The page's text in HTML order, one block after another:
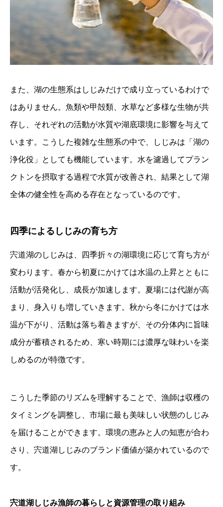
また、湖の生態系はしじみだけで成り立っているわけで
はありません。魚類や甲殻類、水草など多様な生物が共
存し、それぞれの活動が水質や湖底環境に影響を与えて
います。こうした複雑な生態系の中で、しじみは「湖の
浄化役」としても機能しています。水を濾過してプラン
クトンを摂取する過程で水質が改善され、結果として湖
全体の健全性を高める存在となっているのです。
四季によるしじみの育ち方
宍道湖のしじみは、四季折々の湖環境に応じて育ち方が
変わります。春から初夏にかけては水温の上昇とともに
活動が活発化し、成長が加速します。夏場には代謝が高
まり、身入りも増していきます。秋から冬にかけては水
温が下がり、活動は落ち着きますが、その分体内に旨味
成分が蓄積されるため、寒い時期には濃厚な味わいを楽
しめるのが特徴です。
こうした季節のリズムを理解することで、漁師は収穫の
タイミングを調整し、市場に最も美味しい状態のしじみ
を届けることができます。環境の恵みと人の知恵が合わ
さり、宍道湖しじみのブランド価値が築かれているので
す。
宍道湖しじみ漁師の暮らしと資源管理の取り組み